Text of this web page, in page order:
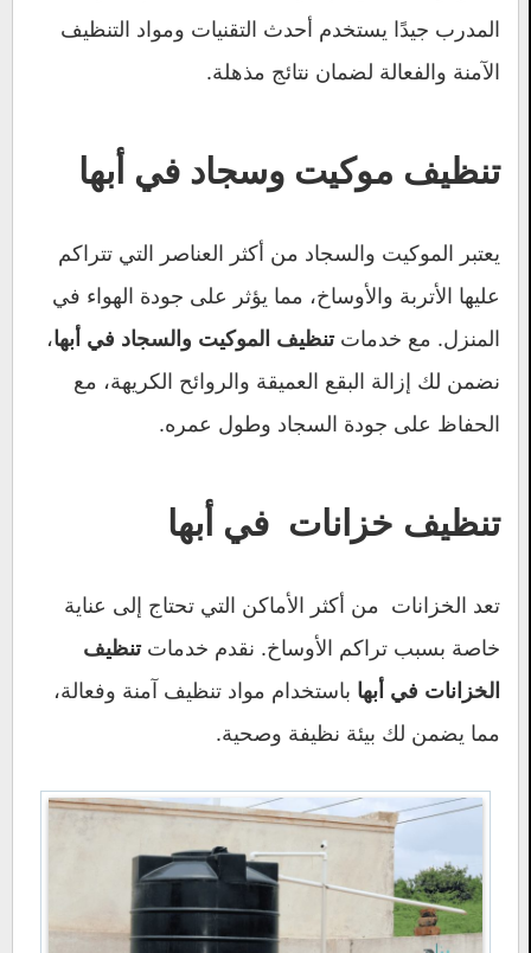
المدرب جيدًا يستخدم أحدث التقنيات ومواد التنظيف
الآمنة والفعالة لضمان نتائج مذهلة.
تنظيف موكيت وسجاد في أبها
يعتبر الموكيت والسجاد من أكثر العناصر التي تتراكم
عليها الأتربة والأوساخ، مما يؤثر على جودة الهواء في
المنزل. مع خدماتتنظيف الموكيت والسجاد في أبها،
نضمن لك إزالة البقع العميقة والروائح الكريهة، مع
الحفاظ على جودة السجاد وطول عمره.
تنظيف خزانات في أبها
تعد الخزانات من أكثر الأماكن التي تحتاج إلى عناية
خاصة بسبب تراكم الأوساخ. نقدم خدماتتنظيف
الخزانات في أبها باستخدام مواد تنظيف آمنة وفعالة،
مما يضمن لك بيئة نظيفة وصحية.